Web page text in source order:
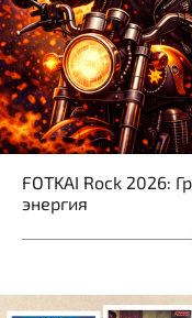
FOTKAI Rock 2026:
энергия